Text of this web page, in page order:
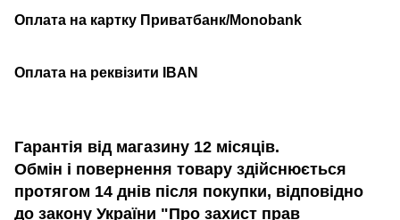
Оплата на картку Приватбанк/Monobank
Оплата на реквізити IBAN
Гарантія від магазину 12 місяців.
Обмін і повернення товару здійснюється
протягом 14 днів після покупки, відповідно
до закону України "Про захист прав